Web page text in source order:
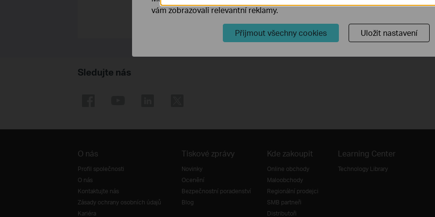
Sledujte nás
O nás
Profil společnosti
O nás
Kontaktujte nás
Zásady ochrany osobních údajů
Kariéra
Tiskové zprávy
Novinky
Ocenění
Bezpečnostní poradenství
Blog
Kde zakoupit
Online obchody
Maloobchody
Regionální prodejci
SMB partneři
Distributoři
Learning Center
Technology Library
vám zobrazovali relevantní reklamy.
Přijmout všechny cookies Uložit nastavení